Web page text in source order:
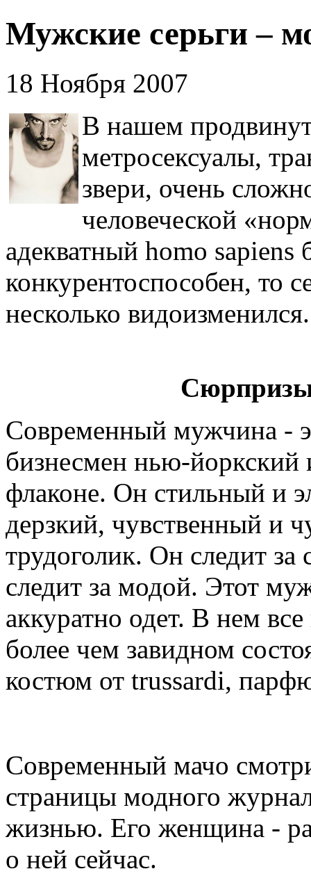
Мужские серьги –
18 Ноября 2007
В нашем
метросексуалы,
звери, очень
человеческой
адекватный homo
конкурентоспособен, то
несколько видоизменился.
Современный мужчина -
бизнесмен нью-
флаконе. Он стильный и
дерзкий, чувственный и
трудоголик. Он следит за
следит за модой. Этот
аккуратно одет. В нем
более чем завидном
костюм от trussardi,
Современный мачо
страницы модного
жизнью. Его женщина -
о ней сейчас.